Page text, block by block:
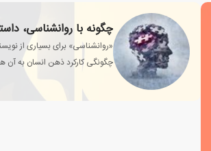
چگونه با روانشناسی،
«روانشناسی» برای بسیاری از
چگونگی کارکرد ذهن انسان به